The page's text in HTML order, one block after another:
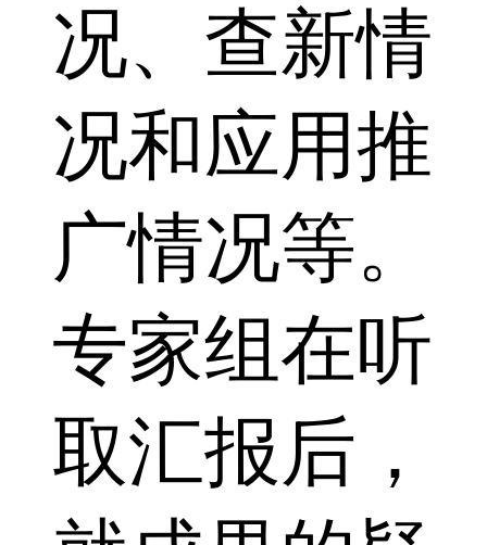
况、查新情
况和应用推
广情况等。
专家组在听
取汇报后，